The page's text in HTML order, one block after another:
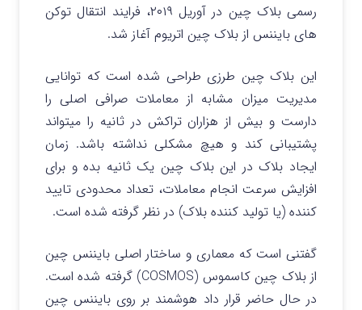
رسمی بلاک چین در آوریل ۲۰۱۹، فرایند انتقال توکن
های بایننس از بلاک چین اتریوم آغاز شد.
این بلاک چین طرزی طراحی شده است که توانایی
مدیریت میزان مشابه از معاملات صرافی اصلی را
دارست و بیش از هزاران تراکش در ثانیه را میتواند
پشتیبانی کند و هیچ مشکلی نداشته باشد. زمان
ایجاد بلاک در این بلاک چین یک ثانیه بده و برای
افزایش سرعت انجام معاملات، تعداد محدودی تایید
کننده (یا تولید کننده بلاک) در نظر گرفته شده است.
گفتنی است که معماری و ساختار اصلی بایننس چین
از بلاک چین کاسموس (COSMOS) گرفته شده است.
در حال حاضر قرار داد هوشمند بر روی بایننس چین